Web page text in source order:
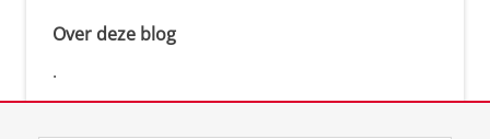
Over deze blog
.